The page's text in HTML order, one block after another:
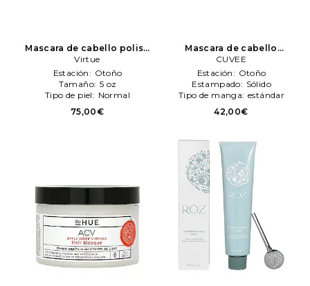
Mascara de cabello polish
en color belleza: N/A
Virtue
Estación: Otoño
Tamaño: 5 oz
Tipo de piel: Normal
75,00€
Mascara de cabello
premiere treatment en color
belleza: N/A CUVEE
CUVEE
Estación: Otoño
Estampado: Sólido
Tipo de manga: estándar
42,00€